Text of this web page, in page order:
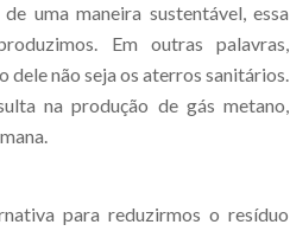
uma maneira sustentável, essa
Em outras palavras,
não seja os aterros sanitários.
na produção de gás metano,
para reduzirmos o resíduo